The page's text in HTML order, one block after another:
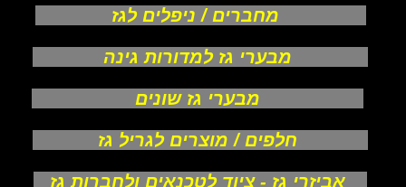
מחברים / ניפלים לגז
מבערי גז למדורות גינה
מבערי גז שונים
חלפים / מוצרים לגריל גז
אביזרי גז - ציוד לטכנאים ולחברות גז